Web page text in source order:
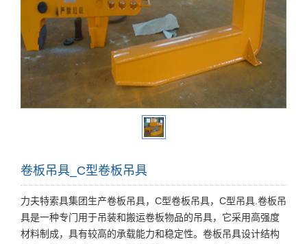
卷板吊具_C型卷板吊具
力夫特索具集团生产卷板吊具，C型卷板吊具，C型吊具.卷板吊
具是一种专门用于吊装和搬运卷板物品的吊具，它采用高强度
材料制成，具有较高的承载能力和稳定性。卷板吊具设计结构